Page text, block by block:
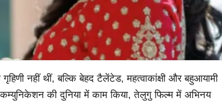
नहीं थीं, बल्कि बेहद टैलेंटेड, महत्वाकांक्षी और बहुआयामी
कम्युनिकेशन की दुनिया में काम किया, तेलुगु फिल्म में अभिनय